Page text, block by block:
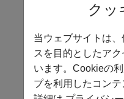
クッ
当ウェブサイトは
スを目的としたア
います。Cookieの
プを利用したコン